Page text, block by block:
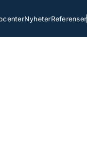
NyheterReferenser